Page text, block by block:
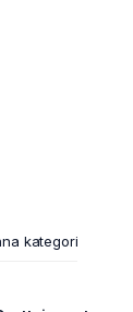
kategori